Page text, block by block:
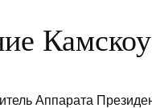
Аппарата